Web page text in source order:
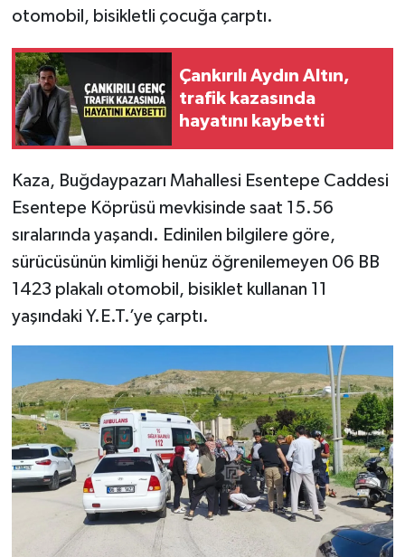
otomobil, bisikletli çocuğa çarptı.
Çankırılı Aydın Altın,
trafik kazasında
hayatını kaybetti
Kaza, Buğdaypazarı Mahallesi Esentepe Caddesi
Esentepe Köprüsü mevkisinde saat 15.56
sıralarında yaşandı. Edinilen bilgilere göre,
sürücüsünün kimliği henüz öğrenilemeyen 06 BB
1423 plakalı otomobil, bisiklet kullanan 11
yaşındaki Y.E.T.’ye çarptı.
BİLİM&TEKNOLOJİ
BÖLGE
TÜRKİYE